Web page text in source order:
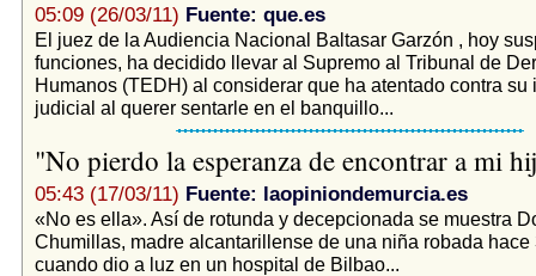
05:09 (26/03/11) Fuente: que.es
El juez de la Audiencia Nacional Baltasar Garzón , hoy
funciones, ha decidido llevar al Supremo al Tribunal de
Humanos (TEDH) al considerar que ha atentado contra su
judicial al querer sentarle en el banquillo...
"No pierdo la esperanza de encontrar a mi
05:43 (17/03/11) Fuente: laopiniondemurcia.es
«No es ella». Así de rotunda y decepcionada se muestra
Chumillas, madre alcantarillense de una niña robada hace
cuando dio a luz en un hospital de Bilbao...